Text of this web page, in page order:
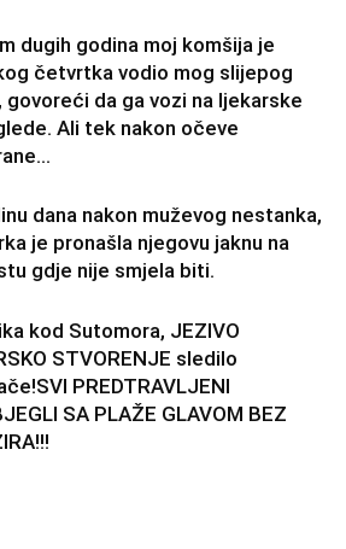
dugih godina moj komšija je
četvrtka vodio mog slijepog
govoreći da ga vozi na ljekarske
Ali tek nakon očeve
dana nakon muževog nestanka,
je pronašla njegovu jaknu na
gdje nije smjela biti.
kod Sutomora, JEZIVO
STVORENJE sledilo
PREDTRAVLJENI
SA PLAŽE GLAVOM BEZ